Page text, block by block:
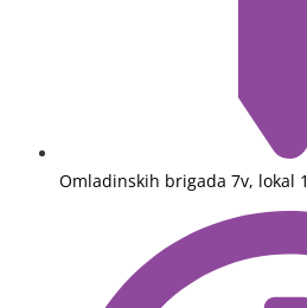
Omladinskih brigada 7v, lokal 1